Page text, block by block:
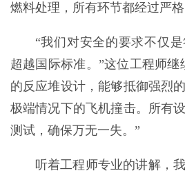
燃料处理，所有环节都经过严格
“我们对安全的要求不仅
超越国际标准。”这位工程师继
的反应堆设计，能够抵御强烈
极端情况下的飞机撞击。所有
测试，确保万无一失。”
听着工程师专业的讲解，